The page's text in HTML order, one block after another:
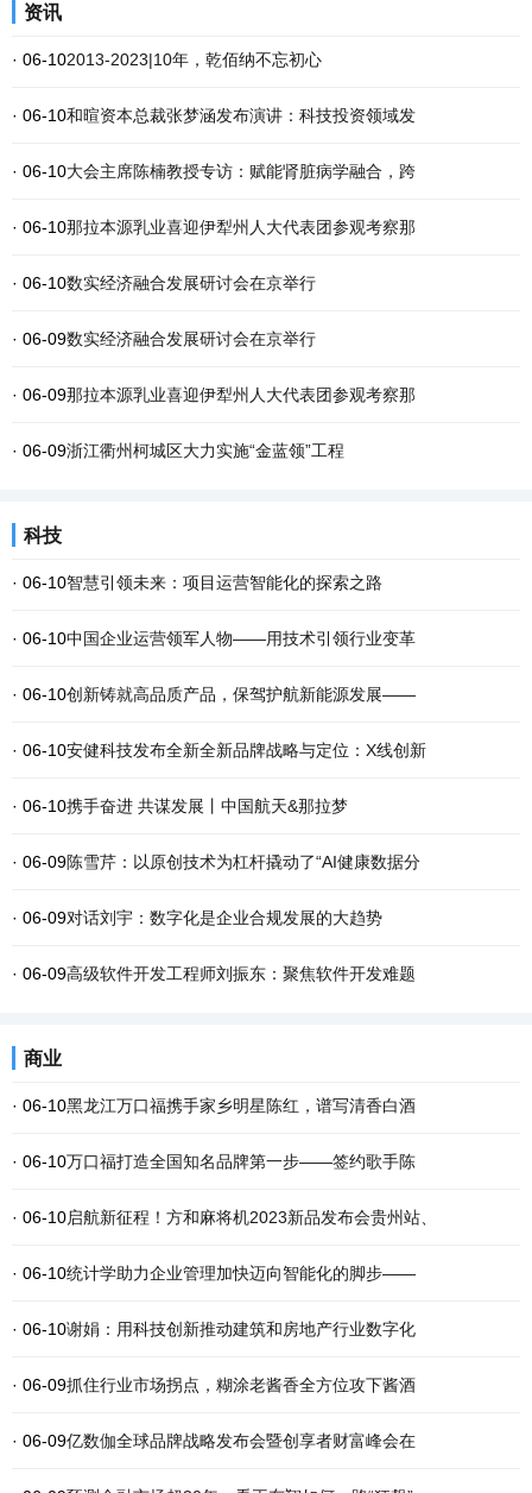
资讯
· 06-102013-2023|10年，乾佰纳不忘初心
· 06-10和暄资本总裁张梦涵发布演讲：科技投资领域发
· 06-10大会主席陈楠教授专访：赋能肾脏病学融合，跨
· 06-10那拉本源乳业喜迎伊犁州人大代表团参观考察那
· 06-10数实经济融合发展研讨会在京举行
· 06-09数实经济融合发展研讨会在京举行
· 06-09那拉本源乳业喜迎伊犁州人大代表团参观考察那
· 06-09浙江衢州柯城区大力实施“金蓝领”工程
科技
· 06-10智慧引领未来：项目运营智能化的探索之路
· 06-10中国企业运营领军人物——用技术引领行业变革
· 06-10创新铸就高品质产品，保驾护航新能源发展——
· 06-10安健科技发布全新全新品牌战略与定位：X线创新
· 06-10携手奋进 共谋发展丨中国航天&那拉梦
· 06-09陈雪芹：以原创技术为杠杆撬动了“AI健康数据分
· 06-09对话刘宇：数字化是企业合规发展的大趋势
· 06-09高级软件开发工程师刘振东：聚焦软件开发难题
商业
· 06-10黑龙江万口福携手家乡明星陈红，谱写清香白酒
· 06-10万口福打造全国知名品牌第一步——签约歌手陈
· 06-10启航新征程！方和麻将机2023新品发布会贵州站、
· 06-10统计学助力企业管理加快迈向智能化的脚步——
· 06-10谢娟：用科技创新推动建筑和房地产行业数字化
· 06-09抓住行业市场拐点，糊涂老酱香全方位攻下酱酒
· 06-09亿数伽全球品牌战略发布会暨创享者财富峰会在